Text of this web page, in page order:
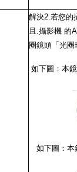
解決2.若您的
且.攝影機 的
圈鏡頭 「光
如下圖：本
如下圖：本